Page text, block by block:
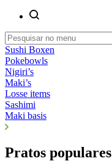
Sushi Boxen
Pokebowls
Nigiri’s
Maki’s
Losse items
Sashimi
Maki basis
Pratos populares